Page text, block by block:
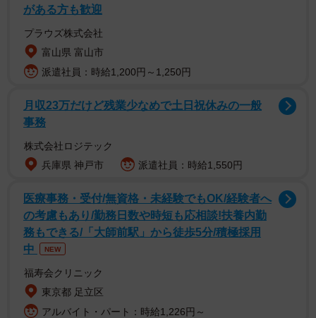
挫折の過去も徐々に消化
4歳からクラシックバレエの道に進み、15歳でイギリスに留
学。17歳で大怪我を負うまでは、自分はバレエダンサーに
なるものだと思って生きてきた。失意の帰国後に大検を取
を叩いたのが、俳優・塩屋俊主宰の俳優養成所アクターズ
た。
バレエに対する未練がないかと言われたら、揺らぐ気持ち
はある。しかしそれも徐々にではあるが薄まってきてい
る。「今回の『零落』で演じたちふゆもそうですし、『ブ
ギウギ』もそうですが、体で表現するようなシーンがある
と、バレエをやっていて良かったなと思うことが多々あり
ます。かつてのバレエ経験を今のお仕事で活かせていると
思うと嬉しい。今もバレエを続けたかったという心残りは
がある方も歓迎
プラウズ株式会社
富山県 富山市
派遣社員：時給1,200円～1,250円
月収23万だけど残業少なめで土日祝休みの一般
事務
株式会社ロジテック
兵庫県 神戸市
派遣社員：時給1,550円
医療事務・受付/無資格・未経験でもOK/経験者へ
の考慮もあり/勤務日数や時短も応相談!扶養内勤
務もできる/「大師前駅」から徒歩5分/積極採用
中
NEW
福寿会クリニック
東京都 足立区
アルバイト・パート：時給1,226円～